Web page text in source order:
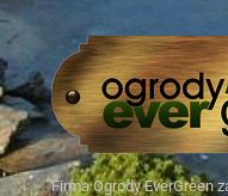
Firma Ogrody EverGreen